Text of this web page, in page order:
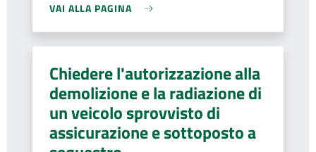
VAI ALLA PAGINA
Chiedere l'autorizzazione alla
demolizione e la radiazione di
un veicolo sprovvisto di
assicurazione e sottoposto a